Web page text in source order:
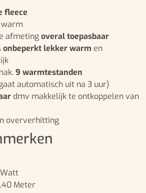
fleece
warm
afmetingoveral toepasbaar
onbeperkt lekker warm en
9 warmtestanden
automatisch uit na 3 uur)
dmv makkelijk te ontkoppelen van
oververhitting
Meter